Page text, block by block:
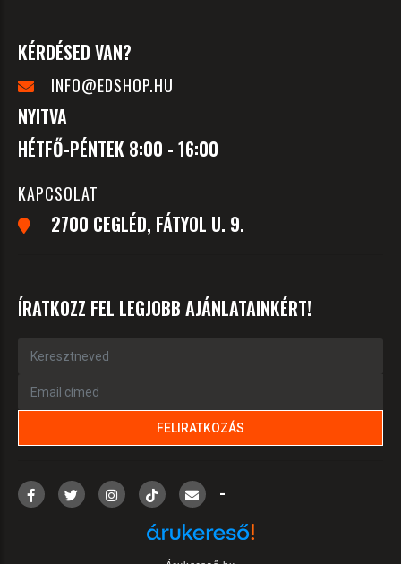
KÉRDÉSED VAN?
INFO@EDSHOP.HU
NYITVA
HÉTFŐ-PÉNTEK 8:00 - 16:00
KAPCSOLAT
2700 CEGLÉD, FÁTYOL U. 9.
ÍRATKOZZ FEL LEGJOBB AJÁNLATAINKÉRT!
-